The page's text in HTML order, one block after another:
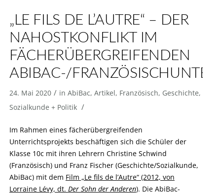
„LE FILS DE L’AUTRE“ – DER
NAHOSTKONFLIKT IM
FÄCHERÜBERGREIFENDEN
ABIBAC-/
24. Mai 2020 / in AbiBac, Artikel, Französisch, Geschichte,
Sozialkunde + Politik /
Im Rahmen eines fächerübergreifenden
Unterrichtsprojekts beschäftigen sich die Schüler der
Klasse 10c mit ihren Lehrern Christine Schwind
(Französisch) und Franz Fischer (Geschichte/Sozialkunde,
AbiBac) mit dem Film „Le fils de l’Autre“ (2012, von
Lorraine Lévy, dt. Der Sohn der Anderen). Die AbiBac-